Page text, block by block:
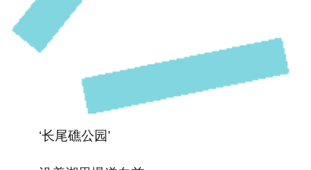
‘长尾礁公园’